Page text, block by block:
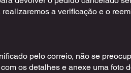
a verificação e o
pelo correio, não se
os detalhes e anexe uma foto